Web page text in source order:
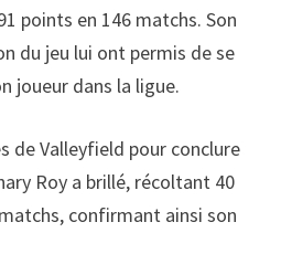
points en 146 matchs. Son
du jeu lui ont permis de se
joueur dans la ligue.
de Valleyfield pour conclure
Roy a brillé, récoltant 40
confirmant ainsi son